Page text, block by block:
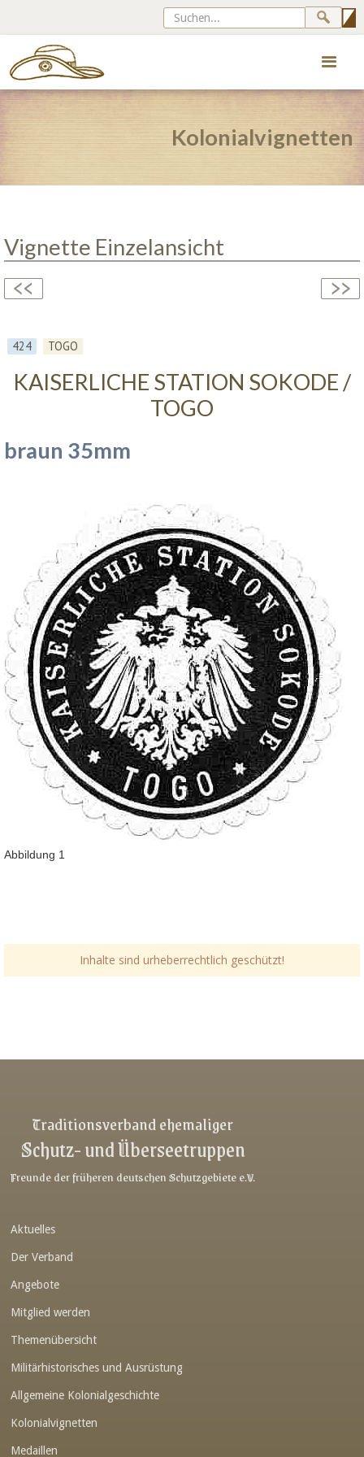
Kolonialvignetten
Vignette Einzelansicht
424 TOGO
KAISERLICHE STATION SOKODE /
TOGO
braun 35mm
Abbildung 1
Inhalte sind urheberrechtlich geschützt!
Link-v-z
Link-v-z
Link-v-z
Link-v-z
Link-v-z
Link-v-z
Link-v-z
Link-v-z
Traditionsverband ehemaliger
Schutz- und Überseetruppen
Freunde der früheren deutschen Schutzgebiete e.V.
Aktuelles
Der Verband
Angebote
Mitglied werden
Themenübersicht
Militärhistorisches und Ausrüstung
Allgemeine Kolonialgeschichte
Kolonialvignetten
Medaillen